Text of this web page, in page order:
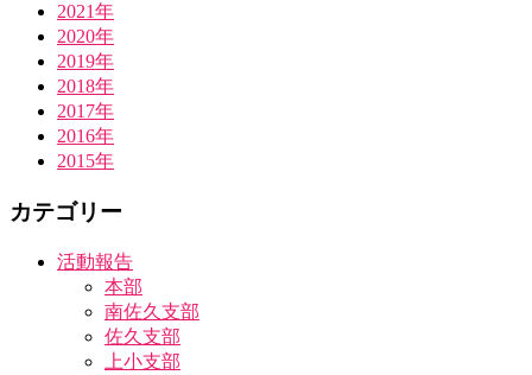
2021年
2020年
2019年
2018年
2017年
2016年
2015年
カテゴリー
活動報告
本部
南佐久支部
佐久支部
上小支部